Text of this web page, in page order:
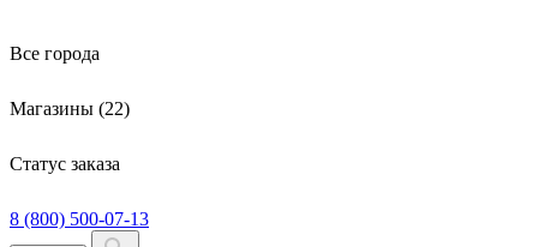
Все города
Магазины (22)
Статус заказа
8 (800) 500-07-13